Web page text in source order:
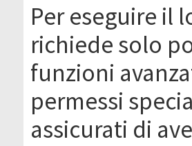
Per eseguire il
richiede solo
funzioni
permessi
assicurati di